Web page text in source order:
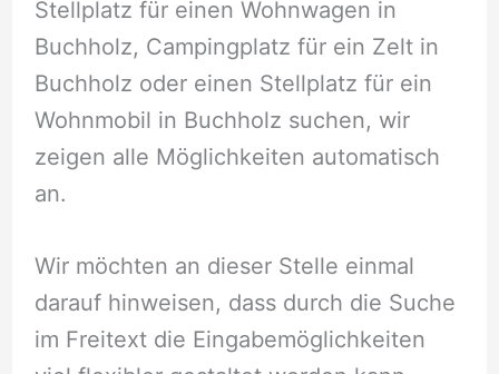
Stellplatz für einen Wohnwagen in
Buchholz, Campingplatz für ein Zelt in
Buchholz oder einen Stellplatz für ein
Wohnmobil in Buchholz suchen, wir
zeigen alle Möglichkeiten automatisch
an.
Wir möchten an dieser Stelle einmal
darauf hinweisen, dass durch die Suche
im Freitext die Eingabemöglichkeiten